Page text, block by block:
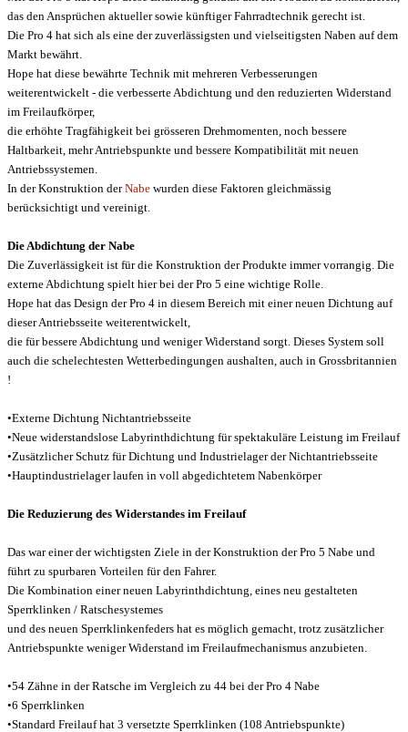
das den Ansprüchen aktueller sowie künftiger Fahrradtechnik gerecht ist.
Die Pro 4 hat sich als eine der zuverlässigsten und vielseitigsten Naben auf dem
Markt bewährt.
Hope hat diese bewährte Technik mit mehreren Verbesserungen
weiterentwickelt - die verbesserte Abdichtung und den reduzierten Widerstand
im Freilaufkörper,
die erhöhte Tragfähigkeit bei grösseren Drehmomenten, noch bessere
Haltbarkeit, mehr Antriebspunkte und bessere Kompatibilität mit neuen
Antriebssystemen.
In der Konstruktion derNabe wurden diese Faktoren gleichmässig
berücksichtigt und vereinigt.
Die Abdichtung der Nabe
Die Zuverlässigkeit ist für die Konstruktion der Produkte immer vorrangig. Die
externe Abdichtung spielt hier bei der Pro 5 eine wichtige Rolle.
Hope hat das Design der Pro 4 in diesem Bereich mit einer neuen Dichtung auf
dieser Antriebsseite weiterentwickelt,
die für bessere Abdichtung und weniger Widerstand sorgt. Dieses System soll
auch die schelechtesten Wetterbedingungen aushalten, auch in Grossbritannien
!
•Externe Dichtung Nichtantriebsseite
•Neue widerstandslose Labyrinthdichtung für spektakuläre Leistung im Freilauf
•Zusätzlicher Schutz für Dichtung und Industrielager der Nichtantriebsseite
•Hauptindustrielager laufen in voll abgedichtetem Nabenkörper
Die Reduzierung des Widerstandes im Freilauf
Das war einer der wichtigsten Ziele in der Konstruktion der Pro 5 Nabe und
führt zu spurbaren Vorteilen für den Fahrer.
Die Kombination einer neuen Labyrinthdichtung, eines neu gestalteten
Sperrklinken / Ratschesystemes
und des neuen Sperrklinkenfeders hat es möglich gemacht, trotz zusätzlicher
Antriebspunkte weniger Widerstand im Freilaufmechanismus anzubieten.
•54 Zähne in der Ratsche im Vergleich zu 44 bei der Pro 4 Nabe
•6 Sperrklinken
•Standard Freilauf hat 3 versetzte Sperrklinken (108 Antriebspunkte)